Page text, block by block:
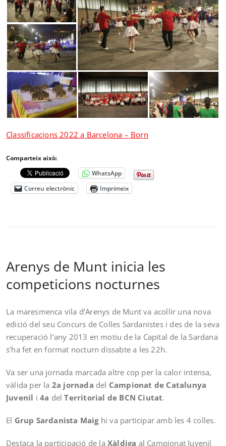
Classificacions 2022 a Barcelona – Born
Comparteix això:
WhatsApp
Correu electrònic
Imprimeix
Arenys de Munt inicia les
competicions nocturnes
La maresmenca vila d’Arenys de Munt va acollir una nova
edició del seu Concurs de Colles Sardanistes i des de la seva
recuperació l’any 2013 en motiu de la Capital de la Sardana
s’ha fet en format nocturn dissabte a les 22h.
Va ser una jornada marcada altre cop per la calor intensa,
vàlida per la 2a jornada del Campionat de Catalunya
Juvenil i 4a delTerritorial de BCN Ciutat.
El Grup Sardanista Maighi va participar amb les 4 colles.
Destaca la participació de la Xàldiga al Campionat Juvenil